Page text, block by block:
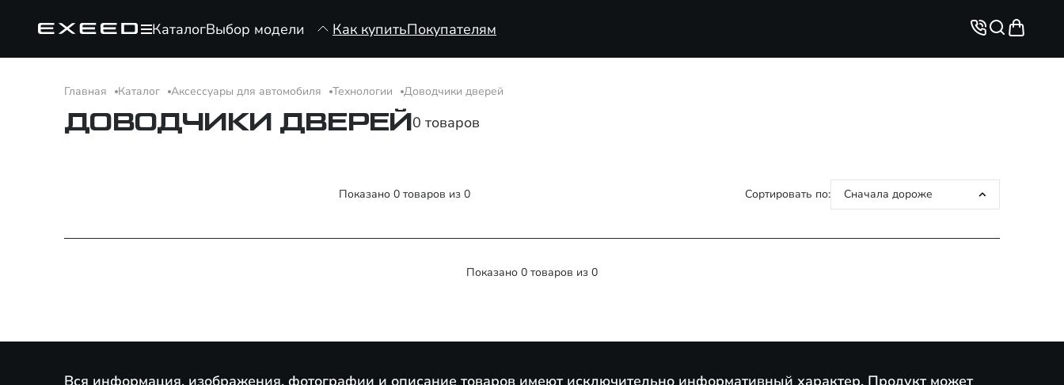
КаталогВыбор модели Как купитьПокупателям
Главная Каталог Аксессуары для автомобиля Технологии Доводчики дверей
ДОВОДЧИКИ ДВЕРЕЙ 0 товаров
Показано 0 товаров из 0 Сортировать по: Сначала дороже
Показано 0 товаров из 0
Вся информация, изображения, фотографии и описание товаров имеют исключительно информативный характер. Продукт может